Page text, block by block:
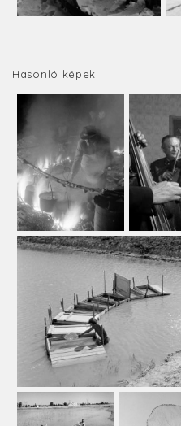
Hasonló képek: